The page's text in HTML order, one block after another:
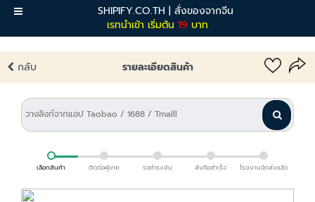
SHIPIFY.CO.TH | สั่งของจากจีน
เรทนำเข้า เริ่มต้น 19 บาท
เมนู
กลับ รายละเอียดสินค้า
เลือกสินค้า ติดต่อผู้ขาย รอชำระเงิน สั่งซื้อสำเร็จ โรงงานจัดส่งแล้ว